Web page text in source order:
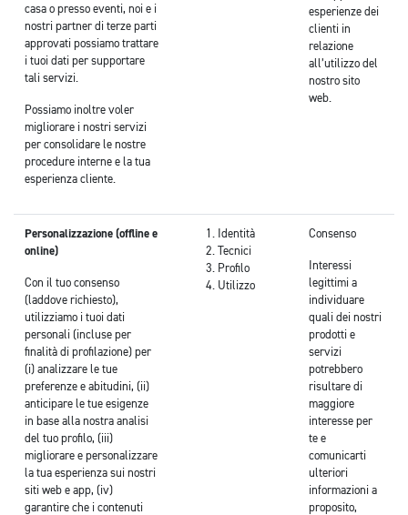
casa o presso eventi, noi e i
nostri partner di terze parti
approvati possiamo trattare
i tuoi dati per supportare
tali servizi.
Possiamo inoltre voler
migliorare i nostri servizi
per consolidare le nostre
procedure interne e la tua
esperienza cliente.
esperienze dei
clienti in
relazione
all’utilizzo del
nostro sito
web.
Personalizzazione (offline e
online)
Con il tuo consenso
(laddove richiesto),
utilizziamo i tuoi dati
personali (incluse per
finalità di profilazione) per
(i) analizzare le tue
preferenze e abitudini, (ii)
anticipare le tue esigenze
in base alla nostra analisi
del tuo profilo, (iii)
migliorare e personalizzare
la tua esperienza sui nostri
siti web e app, (iv)
garantire che i contenuti
Identità
Tecnici
Profilo
Utilizzo
Consenso
Interessi
legittimi a
individuare
quali dei nostri
prodotti e
servizi
potrebbero
risultare di
maggiore
interesse per
te e
comunicarti
ulteriori
informazioni a
proposito,